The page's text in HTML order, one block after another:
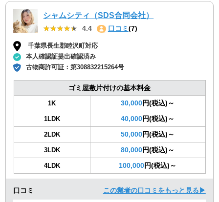
シャムシティ（SDS合同会社）
★★★★★
★★★★★ 4.4 口コミ (7)
千葉県長生郡睦沢町対応
本人確認証提出確認済み
古物商許可証：第308832215264号
ゴミ屋敷片付けの基本料金
1K 30,000円(税込)～
1LDK 40,000円(税込)～
2LDK 50,000円(税込)～
3LDK 80,000円(税込)～
4LDK 100,000円(税込)～
口コミ この業者の口コミをもっと見る▶